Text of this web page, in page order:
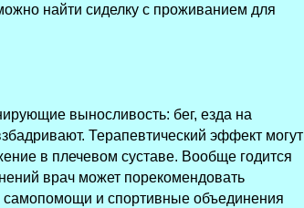
найти сиделку с проживанием для
выносливость: бег, езда на
Терапевтический эффект могут
в плечевом суставе. Вообще годится
врач может порекомендовать
и спортивные объединения